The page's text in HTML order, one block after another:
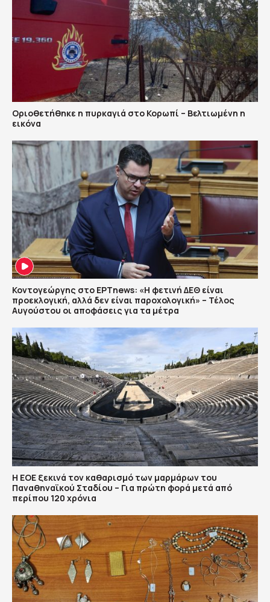
Οριοθετήθηκε η πυρκαγιά στο Κορωπί – Βελτιωμένη η
εικόνα
Κοντογεώργης στο ΕΡΤnews: «Η φετινή ΔΕΘ είναι
προεκλογική, αλλά δεν είναι παροχολογική» – Τέλος
Αυγούστου οι αποφάσεις για τα μέτρα
Η ΕΟΕ ξεκινά τον καθαρισμό των μαρμάρων του
Παναθηναϊκού Σταδίου – Για πρώτη φορά μετά από
περίπου 120 χρόνια